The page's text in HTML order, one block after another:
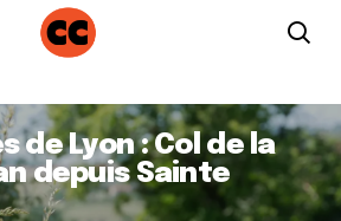
de Lyon : Col de la
depuis Sainte